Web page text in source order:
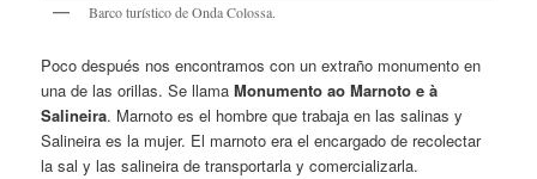
Barco turístico de Onda Colossa.
Poco después nos encontramos con un extraño monumento en
una de las orillas. Se llamaMonumento ao Marnoto e à
Salineira. Marnoto es el hombre que trabaja en las salinas y
Salineira es la mujer. El marnoto era el encargado de recolectar
la sal y las salineira de transportarla y comercializarla.